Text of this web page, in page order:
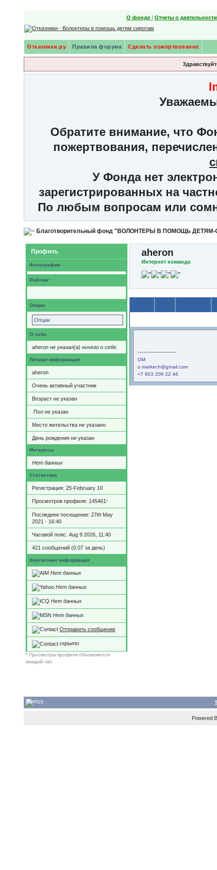
О фонде | Отчеты о
Отказники.ру Правила форума Сделать пожертвование
Обратите внимание, что
пожертвования,
У Фонда нет
зарегистрированных на
По любым вопросам или
Благотворительный фонд "ВОЛОНТЕРЫ В ПОМОЩЬ
Профиль
Фотография
Рейтинг
Опции
Опции
О себе
aheron не указал(а) ничего о себе.
Личная информация
aheron
Очень активный участник
Возраст не указан
Пол не указан
Место жительства не указано
День рождения не указан
Интересы
Нет данных
Статистика
Регистрация: 25-February 10
Просмотров профиля: 145461*
Последнее посещение: 27th May
2021 - 16:40
Часовой пояс: Aug 9 2026, 11:40
421 сообщений (0.07 за день)
Контактная информация
Нет данных
Нет данных
Нет данных
Нет данных
Отправить сообщение
скрыто
* Просмотры профиля обновляются
каждый час
aheron
Интернет команда
--------------------
ОМ
o.markech@gmail.com
+7 903 206 22 46
Powered